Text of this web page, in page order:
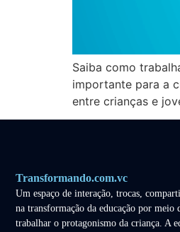
Saiba como
importante para a
entre crianças e
Transformando.com.vc
Um espaço de interação, trocas,
na transformação da educação por
trabalhar o protagonismo da criança. A